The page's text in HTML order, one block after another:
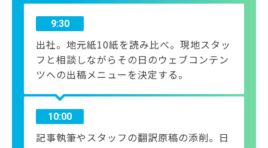
9:30
出社。地元紙10紙を読み比べ。現地スタッ
フと相談しながらその日のウェブコンテン
ツへの出稿メニューを決定する。
10:00
記事執筆やスタッフの翻訳原稿の添削。日